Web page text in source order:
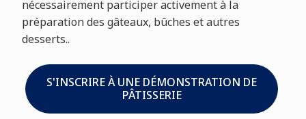
nécessairement participer activement à la
préparation des gâteaux, bûches et autres
desserts..
S'INSCRIRE À UNE DÉMONSTRATION DE
PÂTISSERIE